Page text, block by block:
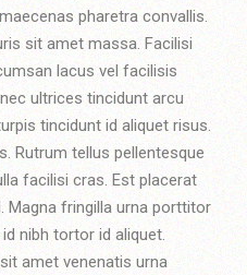
pharetra convallis.
sit amet massa. Facilisi
lacus vel facilisis
ultrices tincidunt arcu
tincidunt id aliquet risus.
Rutrum tellus pellentesque
facilisi cras. Est placerat
Magna fringilla urna porttitor
nibh tortor id aliquet.
amet venenatis urna